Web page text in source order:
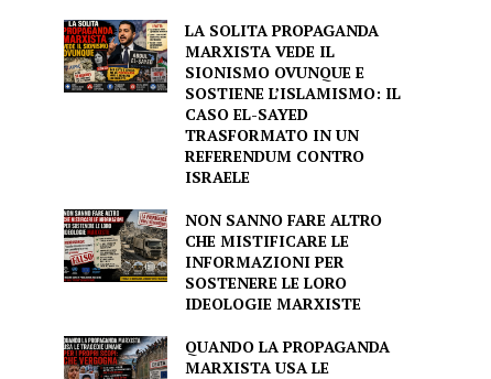
LA SOLITA PROPAGANDA
MARXISTA VEDE IL
SIONISMO OVUNQUE E
SOSTIENE L’ISLAMISMO: IL
CASO EL-SAYED
TRASFORMATO IN UN
REFERENDUM CONTRO
ISRAELE
NON SANNO FARE ALTRO
CHE MISTIFICARE LE
INFORMAZIONI PER
SOSTENERE LE LORO
IDEOLOGIE MARXISTE
QUANDO LA PROPAGANDA
MARXISTA USA LE